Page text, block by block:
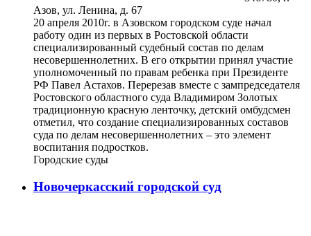
Азов, ул. Ленина, д. 67
20 апреля 2010г. в Азовском городском суде начал
работу один из первых в Ростовской области
специализированный судебный состав по делам
несовершеннолетних. В его открытии принял участие
уполномоченный по правам ребенка при Президенте
РФ Павел Астахов. Перерезав вместе с зампредседателя
Ростовского областного суда Владимиром Золотых
традиционную красную ленточку, детский омбудсмен
отметил, что создание специализированных составов
суда по делам несовершеннолетних – это элемент
воспитания подростков.
Городские суды
Новочеркасский городской суд